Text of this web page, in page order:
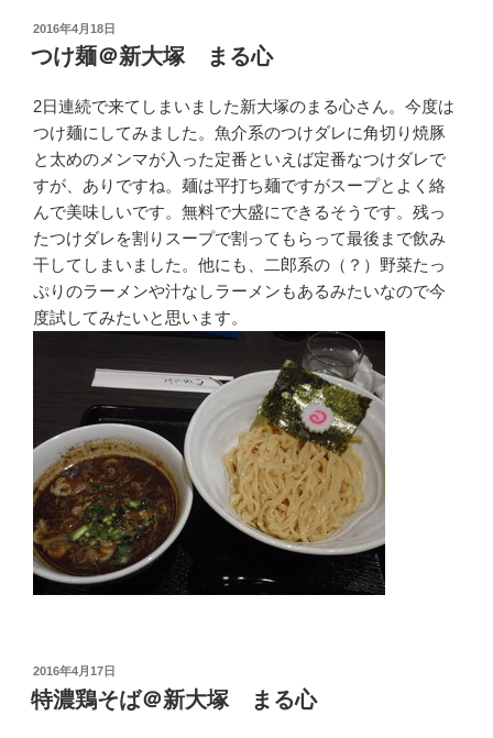
投
稿
日:
2016年4月18日
つけ麺＠新大塚 まる心
2日連続で来てしまいました新大塚のまる心さん。今度は
つけ麺にしてみました。魚介系のつけダレに角切り焼豚
と太めのメンマが入った定番といえば定番なつけダレで
すが、ありですね。麺は平打ち麺ですがスープとよく絡
んで美味しいです。無料で大盛にできるそうです。残っ
たつけダレを割りスープで割ってもらって最後まで飲み
干してしまいました。他にも、二郎系の（？）野菜たっ
ぷりのラーメンや汁なしラーメンもあるみたいなので今
度試してみたいと思います。
投
稿
日:
2016年4月17日
特濃鶏そば＠新大塚 まる心